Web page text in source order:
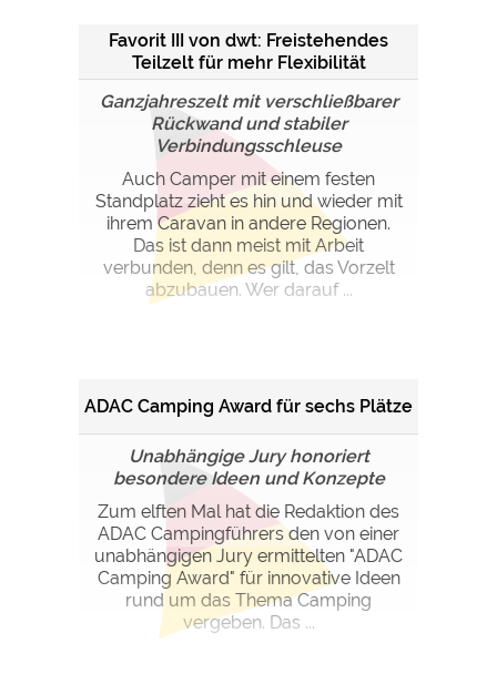
Favorit III von dwt: Freistehendes
Teilzelt für mehr Flexibilität
Ganzjahreszelt mit verschließbarer
Rückwand und stabiler
Verbindungsschleuse
Auch Camper mit einem festen
Standplatz zieht es hin und wieder mit
ihrem Caravan in andere Regionen.
Das ist dann meist mit Arbeit
verbunden, denn es gilt, das Vorzelt
abzubauen. Wer darauf ...
ADAC Camping Award für sechs Plätze
Unabhängige Jury honoriert
besondere Ideen und Konzepte
Zum elften Mal hat die Redaktion des
ADAC Campingführers den von einer
unabhängigen Jury ermittelten "ADAC
Camping Award" für innovative Ideen
rund um das Thema Camping
vergeben. Das ...